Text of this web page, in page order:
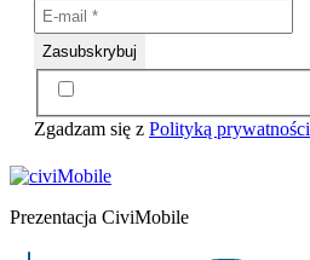
Zgadzam się z Polityką prywatności
Prezentacja CiviMobile